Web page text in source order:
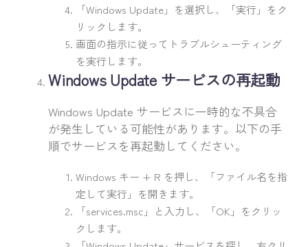
「Windows Update」を選択し、「実行」をク
リックします。
画面の指示に従ってトラブルシューティング
を実行します。
Windows Update サービスの再起動
Windows Update サービスに一時的な不具合
が発生している可能性があります。以下の手
順でサービスを再起動してください。
Windows キー + R を押し、「ファイル名を指
定して実行」を開きます。
「services.msc」と入力し、「OK」をクリッ
クします。